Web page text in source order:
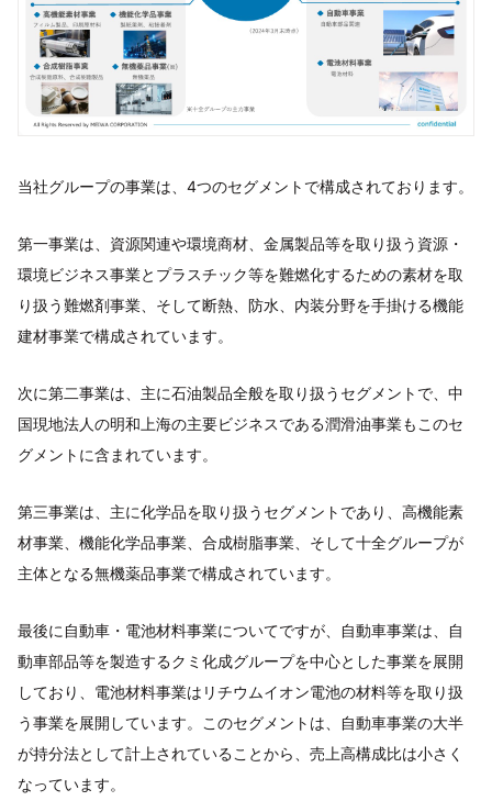
当社グループの事業は、4つのセグメントで構成されております。
第一事業は、資源関連や環境商材、金属製品等を取り扱う資源・
環境ビジネス事業とプラスチック等を難燃化するための素材を取
り扱う難燃剤事業、そして断熱、防水、内装分野を手掛ける機能
建材事業で構成されています。
次に第二事業は、主に石油製品全般を取り扱うセグメントで、中
国現地法人の明和上海の主要ビジネスである潤滑油事業もこのセ
グメントに含まれています。
第三事業は、主に化学品を取り扱うセグメントであり、高機能素
材事業、機能化学品事業、合成樹脂事業、そして十全グループが
主体となる無機薬品事業で構成されています。
最後に自動車・電池材料事業についてですが、自動車事業は、自
動車部品等を製造するクミ化成グループを中心とした事業を展開
しており、電池材料事業はリチウムイオン電池の材料等を取り扱
う事業を展開しています。このセグメントは、自動車事業の大半
が持分法として計上されていることから、売上高構成比は小さく
なっています。